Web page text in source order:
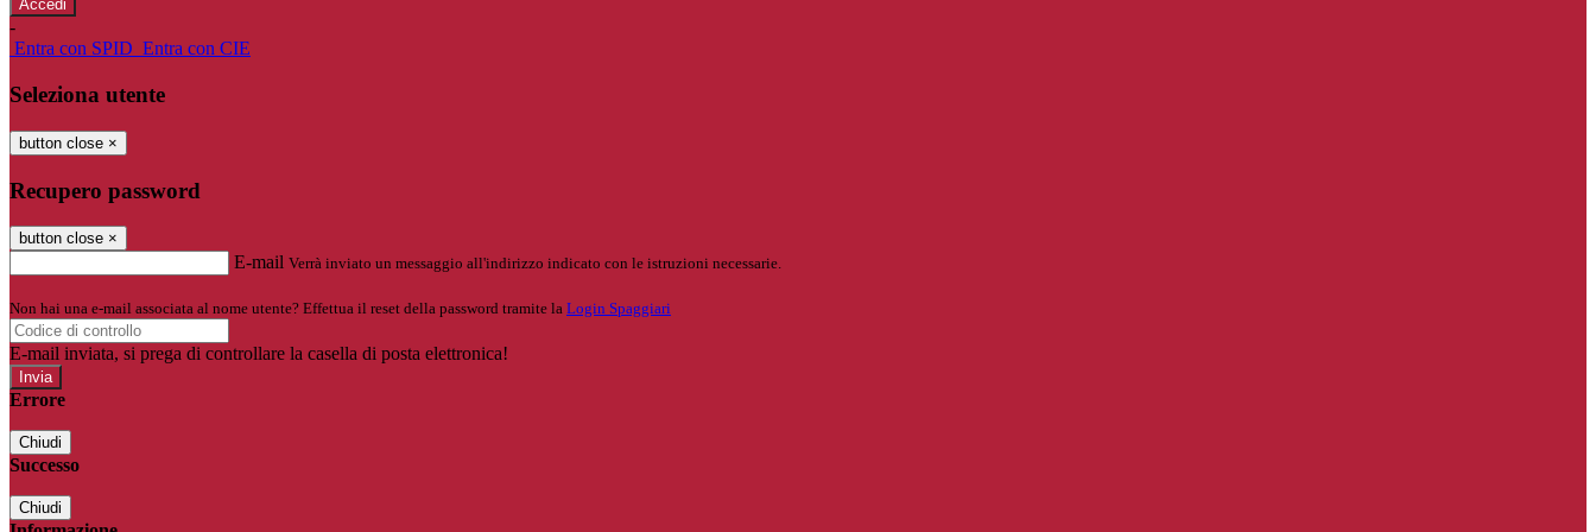
-
Entra con SPID Entra con CIE
Seleziona utente
button close ×
Recupero password
button close ×
E-mail Verrà inviato un messaggio all'indirizzo indicato con le istruzioni necessarie.
Non hai una e-mail associata al nome utente? Effettua il reset della password tramite la Login Spaggiari
E-mail inviata, si prega di controllare la casella di posta elettronica!
Errore
Chiudi
Successo
Chiudi